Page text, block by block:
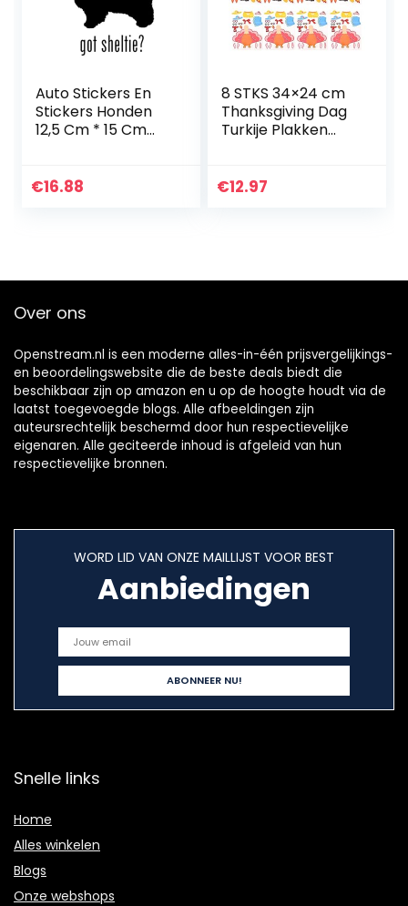
Auto Stickers En
Stickers Honden
12,5 Cm * 15 Cm
Herinnering Vinyl
€16.88
8 STKS 34×24 cm
Thanksgiving Dag
Turkije Plakken
Home Verzamelen
€12.97
Over ons
Openstream.nl is een moderne alles-in-één prijsvergelijkings-
en beoordelingswebsite die de beste deals biedt die
beschikbaar zijn op amazon en u op de hoogte houdt via de
laatst toegevoegde blogs. Alle afbeeldingen zijn
auteursrechtelijk beschermd door hun respectievelijke
eigenaren. Alle geciteerde inhoud is afgeleid van hun
respectievelijke bronnen.
WORD LID VAN ONZE MAILLIJST VOOR BEST
Aanbiedingen
Snelle links
Home
Alles winkelen
Blogs
Onze webshops